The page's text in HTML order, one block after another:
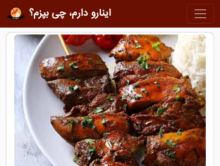
اینارو دارم، چی بپزم؟